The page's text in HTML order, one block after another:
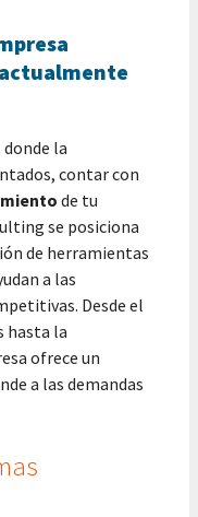
la
contar con
de tu
se posiciona
de herramientas
a las
Desde el
hasta la
ofrece un
a las demandas